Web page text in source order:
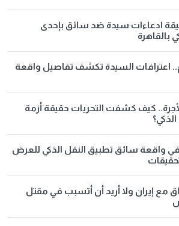
ادعاءات سيدة ضد سائق بإحدى
بالقاهرة
اعترافات السيدة تكشف تفاصيل واقعة
كيف كشفت التحريات حقيقة أزمة
واقعة سائق تطبيق النقل الذكي للعرض
مع إيران ولا أريد أن أتسبب في مقتل